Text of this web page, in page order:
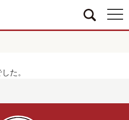
た。